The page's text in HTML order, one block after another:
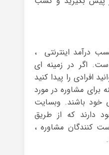
درآمد اینترنتی ،
اگر در زمینه ای
افرادی را پیدا کنید
برای مشاوره در مورد
باشند. وبسایت
دارند که از طریق
کنندگان مشاوره ،